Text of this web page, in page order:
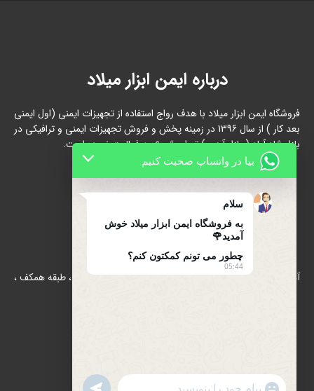
درباره ایمن ابزار میلاد
فروشگاه ایمن ابزار میلاد با هدف رواج استفاده از تجهیزات ایمنی (اول ایمنی
بعد کار ) از سال 1396 در زمینه پخش و فروش تجهیزات ایمنی و ترافیکی در
بازار شاد آباد ( بازار آهن ) تهران شروع به فعالیت نموده است.
آدرس : بازار آهن شادآباد ، مجتمع 17 شهریور ، بلوک B/الف ، طبقه همکف ،
بیا در واتساپ صحبت کنیم
سلام
به فروشگاه ایمن ابزار میلاد خوش
آمدید🌹
چطور می تونم کمکتون کنم؟
05:44